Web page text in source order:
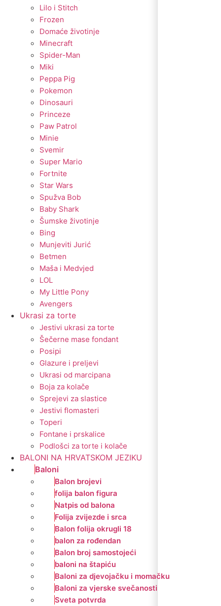
Lilo i Stitch
Frozen
Domaće životinje
Minecraft
Spider-Man
Miki
Peppa Pig
Pokemon
Dinosauri
Princeze
Paw Patrol
Minie
Svemir
Super Mario
Fortnite
Star Wars
Spužva Bob
Baby Shark
Šumske životinje
Bing
Munjeviti Jurić
Betmen
Maša i Medvjed
LOL
My Little Pony
Avengers
Ukrasi za torte
Jestivi ukrasi za torte
Šečerne mase fondant
Posipi
Glazure i preljevi
Ukrasi od marcipana
Boja za kolače
Sprejevi za slastice
Jestivi flomasteri
Toperi
Fontane i prskalice
Podlošci za torte i kolače
BALONI NA HRVATSKOM JEZIKU
Baloni
Balon brojevi
folija balon figura
Natpis od balona
Folija zvijezde i srca
Balon folija okrugli 18
balon za rođendan
Balon broj samostojeći
baloni na štapiću
Baloni za djevojačku i momačku
Baloni za vjerske svečanosti
Sveta potvrda